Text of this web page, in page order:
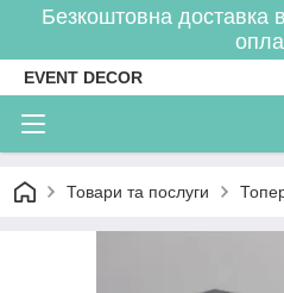
Безкоштовна доставка
EVENT DECOR
Товари та послуги